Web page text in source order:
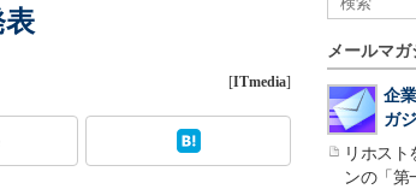
[ITmedia]
メールマ
企
ガ
リホス
ンの「第